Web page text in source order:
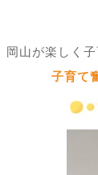
岡山が楽しく
子育て